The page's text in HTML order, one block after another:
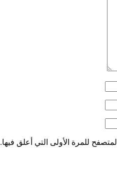
للمرة الأولى التي أعلق فيها.